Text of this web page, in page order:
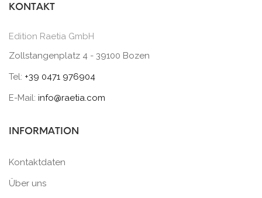
KONTAKT
Edition Raetia GmbH
Zollstangenplatz 4 - 39100 Bozen
Tel: +39 0471 976904
E-Mail: info@raetia.com
INFORMATION
Kontaktdaten
Über uns